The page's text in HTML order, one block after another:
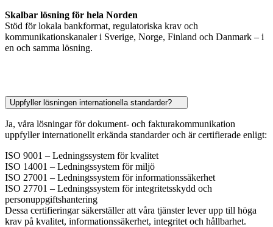
Skalbar lösning för hela Norden
Stöd för lokala bankformat, regulatoriska krav och
kommunikationskanaler i Sverige, Norge, Finland och Danmark – i
en och samma lösning.
Uppfyller lösningen internationella standarder?
Ja, våra lösningar för dokument- och fakturakommunikation
uppfyller internationellt erkända standarder och är certifierade enligt:
ISO 9001 – Ledningssystem för kvalitet
ISO 14001 – Ledningssystem för miljö
ISO 27001 – Ledningssystem för informationssäkerhet
ISO 27701 – Ledningssystem för integritetsskydd och
personuppgiftshantering
Dessa certifieringar säkerställer att våra tjänster lever upp till höga
krav på kvalitet, informationssäkerhet, integritet och hållbarhet.